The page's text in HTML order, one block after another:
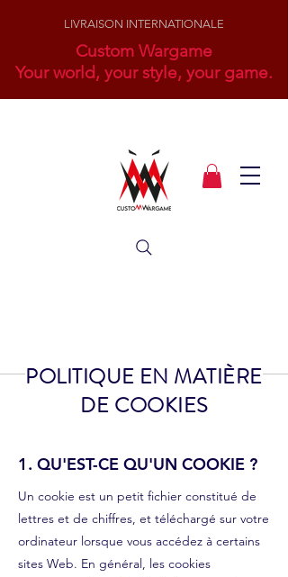
LIVRAISON INTERNATIONALE
Custom Wargame
Your world, your style, your game.
POLITIQUE EN MATIÈRE
DE COOKIES
1. QU'EST-CE QU'UN COOKIE ?
Un cookie est un petit fichier constitué de
lettres et de chiffres, et téléchargé sur votre
ordinateur lorsque vous accédez à certains
sites Web. En général, les cookies